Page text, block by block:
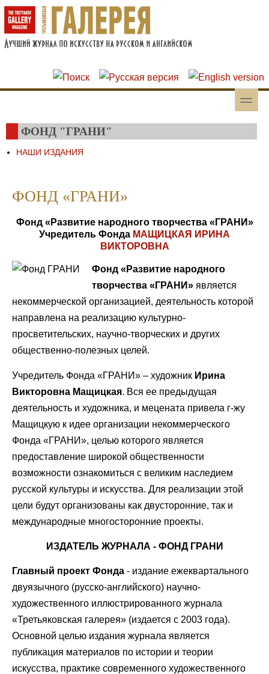
Перейти к основному содержанию
Skip to search
toggle
ФОНД "ГРАНИ"
НАШИ ИЗДАНИЯ
ФОНД «ГРАНИ»
Фонд «Развитие народного творчества «ГРАНИ»
Учредитель Фонда МАЩИЦКАЯ ИРИНА
ВИКТОРОВНА
Фонд «Развитие народного
творчества «ГРАНИ» является
некоммерческой организацией, деятельность которой
направлена на реализацию культурно-
просветительских, научно-творческих и других
общественно-полезных целей.
Учредитель Фонда «ГРАНИ» – художник Ирина
Викторовна Мащицкая. Вся ее предыдущая
деятельность и художника, и мецената привела г-жу
Мащицкую к идее организации некоммерческого
Фонда «ГРАНИ», целью которого является
предоставление широкой общественности
возможности ознакомиться с великим наследием
русской культуры и искусства. Для реализации этой
цели будут организованы как двусторонние, так и
международные многосторонние проекты.
ИЗДАТЕЛЬ ЖУРНАЛА - ФОНД ГРАНИ
Главный проект Фонда - издание ежеквартального
двуязычного (русско-английского) научно-
художественного иллюстрированного журнала
«Третьяковская галерея» (издается c 2003 года).
Основной целью издания журнала является
публикация материалов по истории и теории
искусства, практике современного художественного